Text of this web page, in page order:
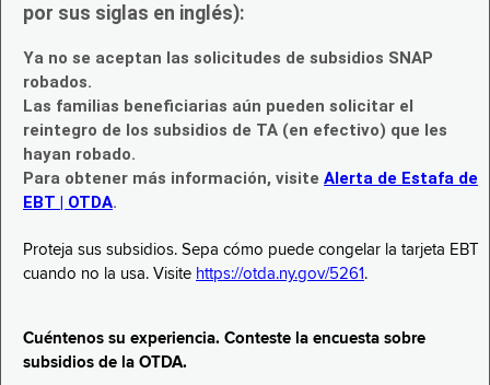
por sus siglas en inglés):
Ya no se aceptan las solicitudes de subsidios SNAP
robados.
Las familias beneficiarias aún pueden solicitar el
reintegro de los subsidios de TA (en efectivo) que les
hayan robado.
Para obtener más información, visite Alerta de Estafa de
EBT | OTDA.
Proteja sus subsidios. Sepa cómo puede congelar la tarjeta EBT
cuando no la usa. Visite https://otda.ny.gov/5261 .
Cuéntenos su experiencia. Conteste la encuesta sobre
subsidios de la OTDA.